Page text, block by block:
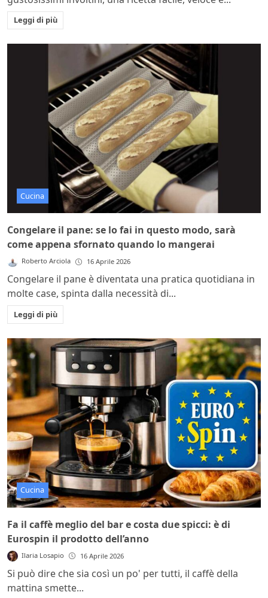
Leggi di più
Cucina
Congelare il pane: se lo fai in questo modo, sarà
come appena sfornato quando lo mangerai
Roberto Arciola 16 Aprile 2026
Congelare il pane è diventata una pratica quotidiana in
molte case, spinta dalla necessità di...
Leggi di più
Cucina
Fa il caffè meglio del bar e costa due spicci: è di
Eurospin il prodotto dell’anno
Ilaria Losapio 16 Aprile 2026
Si può dire che sia così un po' per tutti, il caffè della
mattina smette...